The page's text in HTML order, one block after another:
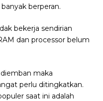
berperan.
bekerja sendirian
dan processor belum
maka
perlu ditingkatkan.
saat ini adalah